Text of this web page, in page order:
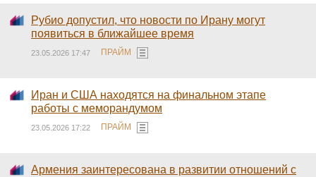
Рубио допустил, что новости по Ирану могут
появиться в ближайшее время
23.05.2026 17:47 ПРАЙМ
Иран и США находятся на финальном этапе
работы с меморандумом
23.05.2026 17:22 ПРАЙМ
Армения заинтересована в развитии отношений с